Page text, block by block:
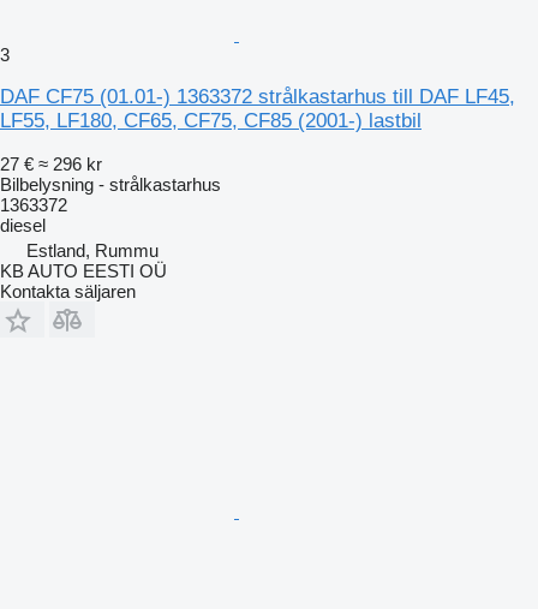
3
DAF CF75 (01.01-) 1363372 strålkastarhus till DAF LF45,
LF55, LF180, CF65, CF75, CF85 (2001-) lastbil
27 € ≈ 296 kr
Bilbelysning - strålkastarhus
1363372
diesel
Estland, Rummu
KB AUTO EESTI OÜ
Kontakta säljaren